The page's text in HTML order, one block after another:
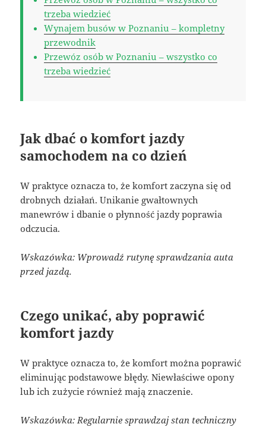
trzeba wiedzieć
Wynajem busów w Poznaniu – kompletny
przewodnik
Przewóz osób w Poznaniu – wszystko co
trzeba wiedzieć
Jak dbać o komfort jazdy
samochodem na co dzień
W praktyce oznacza to, że komfort zaczyna się od
drobnych działań. Unikanie gwałtownych
manewrów i dbanie o płynność jazdy poprawia
odczucia.
Wskazówka: Wprowadź rutynę sprawdzania auta
przed jazdą.
Czego unikać, aby poprawić
komfort jazdy
W praktyce oznacza to, że komfort można poprawić
eliminując podstawowe błędy. Niewłaściwe opony
lub ich zużycie również mają znaczenie.
Wskazówka: Regularnie sprawdzaj stan techniczny